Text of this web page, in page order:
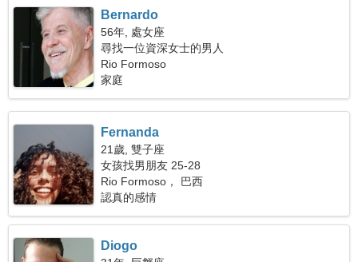
Bernardo
56年, 處女座
尋找一位資深女士的男人
Rio Formoso
家庭
Fernanda
21歲, 雙子座
女孩找男朋友 25-28
Rio Formoso， 巴西
認真的感情
Diogo